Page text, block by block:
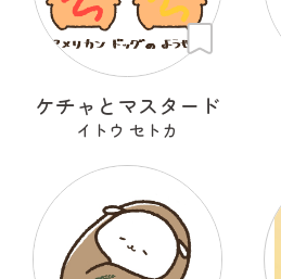
ケチャとマスタード
イトウ セトカ